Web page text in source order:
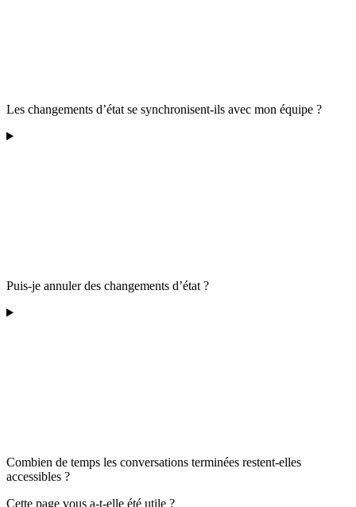
Les changements d’état se synchronisent-ils avec mon équipe ?
Puis-je annuler des changements d’état ?
Combien de temps les conversations terminées restent-elles
accessibles ?
Cette page vous a-t-elle été utile ?